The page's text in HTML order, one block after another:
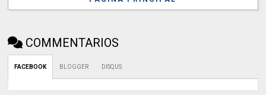
COMMENTARIOS
FACEBOOK BLOGGER DISQUS